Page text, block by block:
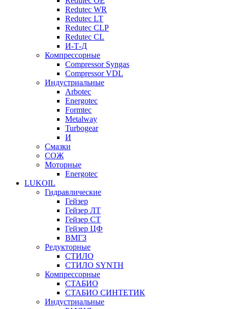
Redutec WR
Redutec LT
Redutec CLP
Redutec CL
И-Т-Д
Компрессорные
Compressor Syngas
Compressor VDL
Индустриальные
Arbotec
Energotec
Formtec
Metalway
Turbogear
И
Смазки
СОЖ
Моторные
Energotec
LUKOIL
Гидравлические
Гейзер
Гейзер ЛТ
Гейзер СТ
Гейзер ЦФ
ВМГЗ
Редукторные
СТИЛО
СТИЛО SYNTH
Компрессорные
СТАБИО
СТАБИО СИНТЕТИК
Индустриальные